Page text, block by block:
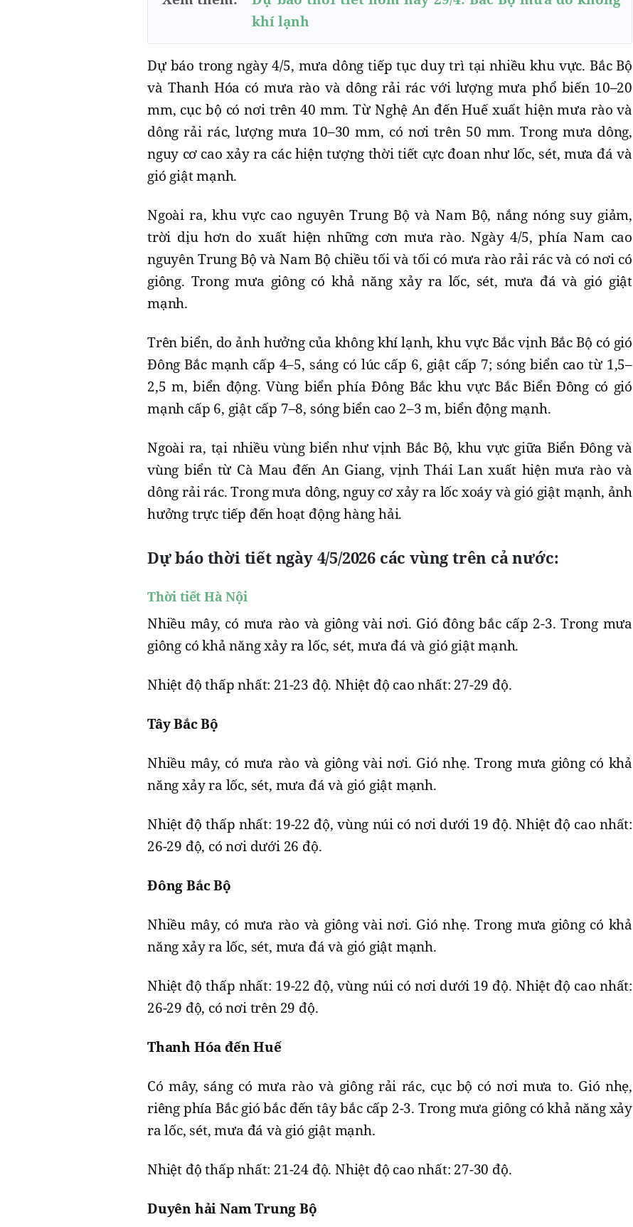
khí lạnh
Dự báo trong ngày 4/5, mưa dông tiếp tục duy trì tại nhiều khu vực. Bắc Bộ
và Thanh Hóa có mưa rào và dông rải rác với lượng mưa phổ biến 10–20
mm, cục bộ có nơi trên 40 mm. Từ Nghệ An đến Huế xuất hiện mưa rào và
dông rải rác, lượng mưa 10–30 mm, có nơi trên 50 mm. Trong mưa dông,
nguy cơ cao xảy ra các hiện tượng thời tiết cực đoan như lốc, sét, mưa đá và
gió giật mạnh.
Ngoài ra, khu vực cao nguyên Trung Bộ và Nam Bộ, nắng nóng suy giảm,
trời dịu hơn do xuất hiện những cơn mưa rào. Ngày 4/5, phía Nam cao
nguyên Trung Bộ và Nam Bộ chiều tối và tối có mưa rào rải rác và có nơi có
giông. Trong mưa giông có khả năng xảy ra lốc, sét, mưa đá và gió giật
mạnh.
Trên biển, do ảnh hưởng của không khí lạnh, khu vực Bắc vịnh Bắc Bộ có gió
Đông Bắc mạnh cấp 4–5, sáng có lúc cấp 6, giật cấp 7; sóng biển cao từ 1,5–
2,5 m, biển động. Vùng biển phía Đông Bắc khu vực Bắc Biển Đông có gió
mạnh cấp 6, giật cấp 7–8, sóng biển cao 2–3 m, biển động mạnh.
Ngoài ra, tại nhiều vùng biển như vịnh Bắc Bộ, khu vực giữa Biển Đông và
vùng biển từ Cà Mau đến An Giang, vịnh Thái Lan xuất hiện mưa rào và
dông rải rác. Trong mưa dông, nguy cơ xảy ra lốc xoáy và gió giật mạnh, ảnh
hưởng trực tiếp đến hoạt động hàng hải.
Dự báo thời tiết ngày 4/5/2026 các vùng trên cả nước:
Thời tiết Hà Nội
Nhiều mây, có mưa rào và giông vài nơi. Gió đông bắc cấp 2-3. Trong mưa
giông có khả năng xảy ra lốc, sét, mưa đá và gió giật mạnh.
Nhiệt độ thấp nhất: 21-23 độ. Nhiệt độ cao nhất: 27-29 độ.
Tây Bắc Bộ
Nhiều mây, có mưa rào và giông vài nơi. Gió nhẹ. Trong mưa giông có khả
năng xảy ra lốc, sét, mưa đá và gió giật mạnh.
Nhiệt độ thấp nhất: 19-22 độ, vùng núi có nơi dưới 19 độ. Nhiệt độ cao nhất:
26-29 độ, có nơi dưới 26 độ.
Đông Bắc Bộ
Nhiều mây, có mưa rào và giông vài nơi. Gió nhẹ. Trong mưa giông có khả
năng xảy ra lốc, sét, mưa đá và gió giật mạnh.
Nhiệt độ thấp nhất: 19-22 độ, vùng núi có nơi dưới 19 độ. Nhiệt độ cao nhất:
26-29 độ, có nơi trên 29 độ.
Thanh Hóa đến Huế
Có mây, sáng có mưa rào và giông rải rác, cục bộ có nơi mưa to. Gió nhẹ,
riêng phía Bắc gió bắc đến tây bắc cấp 2-3. Trong mưa giông có khả năng xảy
ra lốc, sét, mưa đá và gió giật mạnh.
Nhiệt độ thấp nhất: 21-24 độ. Nhiệt độ cao nhất: 27-30 độ.
Duyên hải Nam Trung Bộ